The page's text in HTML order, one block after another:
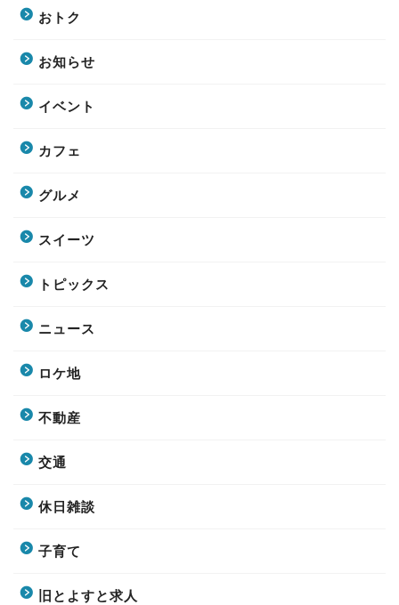
おトク
お知らせ
イベント
カフェ
グルメ
スイーツ
トピックス
ニュース
ロケ地
不動産
交通
休日雑談
子育て
旧とよすと求人